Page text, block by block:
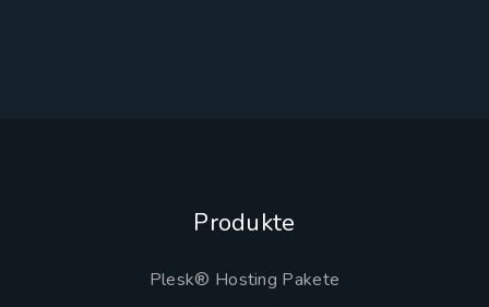
Produkte
Plesk® Hosting Pakete